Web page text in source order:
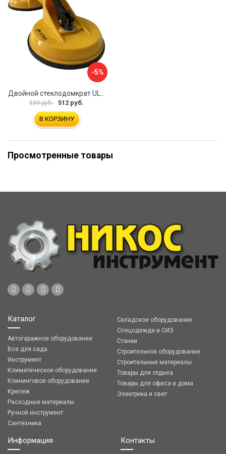
-5%
Двойной стеклодомкрат ULTIMA 2
539 руб. 512 руб.
В КОРЗИНУ
Просмотренные товары
Каталог
Автогаражное оборудование
Все для сада
Инструмент
Климатическое оборудование
Клининговое оборудование
Крепеж
Расходные материалы
Ручной инструмент
Сантехника
Складское оборудование
Спецодежда и СИЗ
Станки
Строительное оборудование
Строительные материалы
Товары для отдыха
Товары для офиса и дома
Электрика и свет
Информация Контакты